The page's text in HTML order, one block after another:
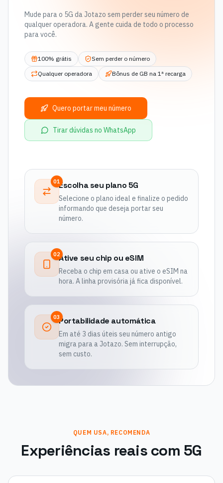
Mude para o 5G da Jotazo sem perder seu número de
qualquer operadora. A gente cuida de todo o processo
para você.
100% grátis
Sem perder o número
Qualquer operadora
Bônus de GB na 1ª recarga
Quero portar meu número
Tirar dúvidas no WhatsApp
01Escolha seu plano 5G
Selecione o plano ideal e finalize o pedido
informando que deseja portar seu
número.
02Ative seu chip ou eSIM
Receba o chip em casa ou ative o eSIM na
hora. A linha provisória já fica disponível.
03Portabilidade automática
Em até 3 dias úteis seu número antigo
migra para a Jotazo. Sem interrupção,
sem custo.
QUEM USA, RECOMENDA
Experiências reais com 5G